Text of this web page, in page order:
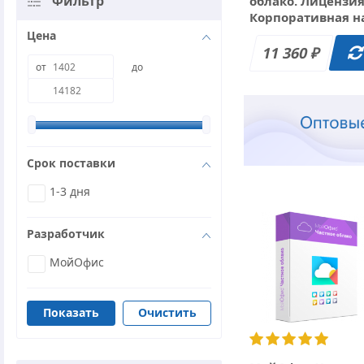
Корпоративная
пользователя для
государственных
заказчиков, без
11 360₽
Цена
от до
Срок поставки
1-3 дня
Разработчик
МойОфис
Очистить